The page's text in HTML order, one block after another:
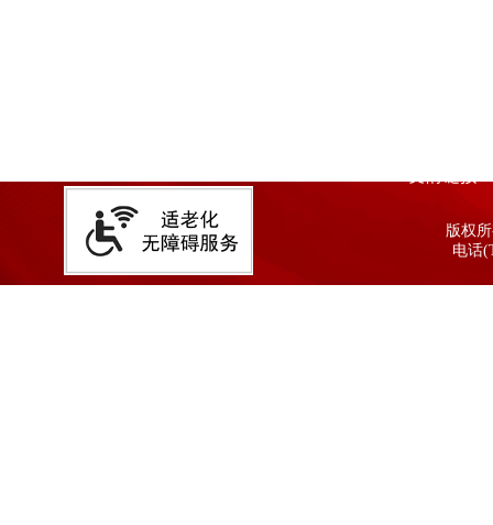
版权
电话